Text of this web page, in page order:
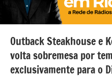
Outback Steakhouse e
volta sobremesa por
exclusivamente para o